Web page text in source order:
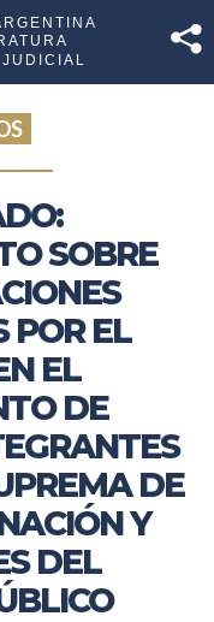
SOBRE
POR EL
EL
DE
DE
Y
DEL